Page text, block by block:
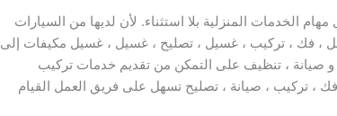
الخدمات المنزلية بلا استثناء. لأن لديها من السيارات
نقل ، فك ، تركيب ، غسيل ، تصليح ، غسيل ، غسيل مكيفات إلى
صيانة ، تنظيف على التمكن من تقديم خدمات تركيب
، تركيب ، صيانة ، تصليح تسهل على فريق العمل القيام